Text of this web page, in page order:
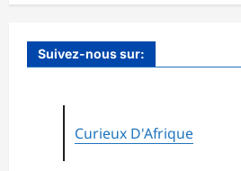
Suivez-nous sur:
Curieux D'Afrique